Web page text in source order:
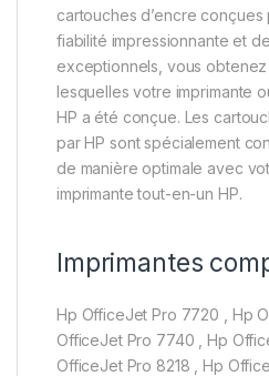
cartouches d’encre conçues
fiabilité impressionnante et
exceptionnels, vous
lesquelles votre imprimante
HP a été conçue. Les
par HP sont spécialement
de manière optimale avec
imprimante tout-en-un HP.
Imprimantes
Hp OfficeJet Pro 7720 , Hp
OfficeJet Pro 7740 , Hp
OfficeJet Pro 8218 , Hp